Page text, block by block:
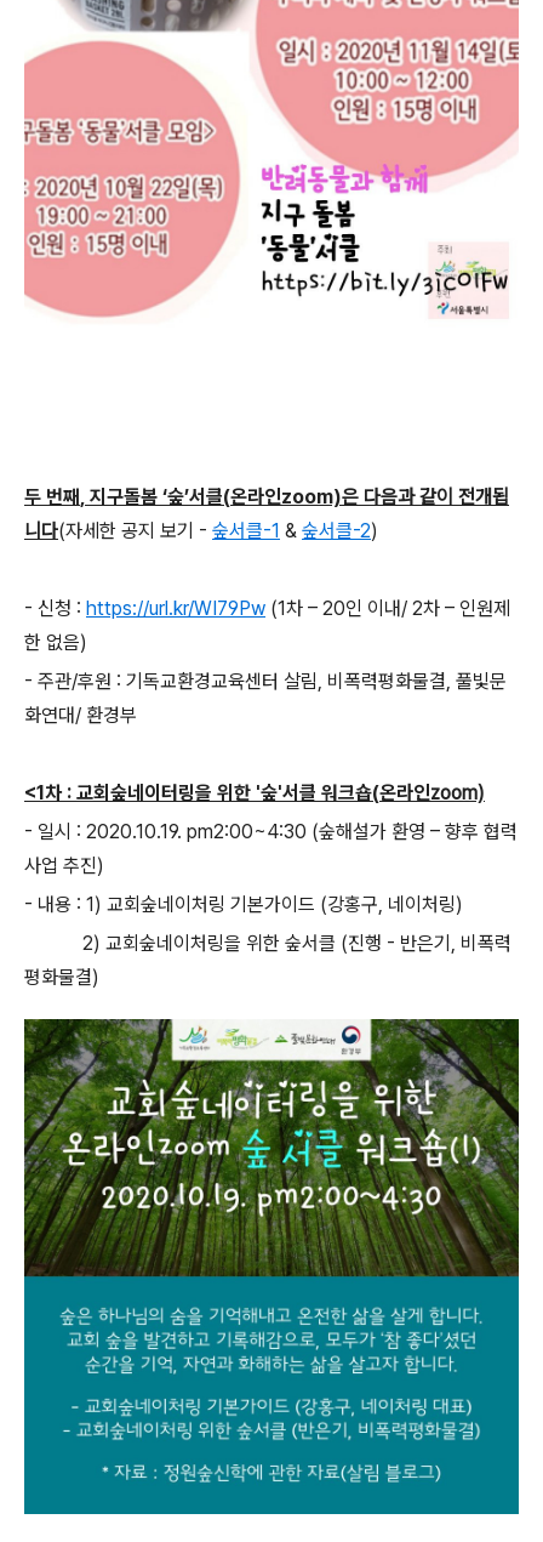
두 번째, 지구돌봄 ‘숲’서클(온라인zoom)은 다음과 같이 전개됩
니다(자세한 공지 보기 - 숲서클-1 & 숲서클-2)
- 신청 : https://url.kr/WI79Pw (1차 – 20인 이내/ 2차 – 인원제
한 없음)
- 주관/후원 : 기독교환경교육센터 살림, 비폭력평화물결, 풀빛문
화연대/ 환경부
<1차 : 교회숲네이터링을 위한 '숲'서클 워크숍(온라인zoom)
- 일시 : 2020.10.19. pm2:00~4:30 (숲해설가 환영 – 향후 협력
사업 추진)
- 내용 : 1) 교회숲네이처링 기본가이드 (강홍구, 네이처링)
2) 교회숲네이처링을 위한 숲서클 (진행 - 반은기, 비폭력
평화물결)